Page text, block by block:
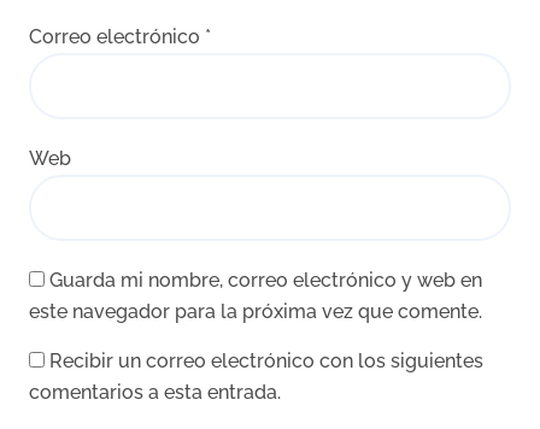
Correo electrónico *
Web
Guarda mi nombre, correo electrónico y web en
este navegador para la próxima vez que comente.
Recibir un correo electrónico con los siguientes
comentarios a esta entrada.